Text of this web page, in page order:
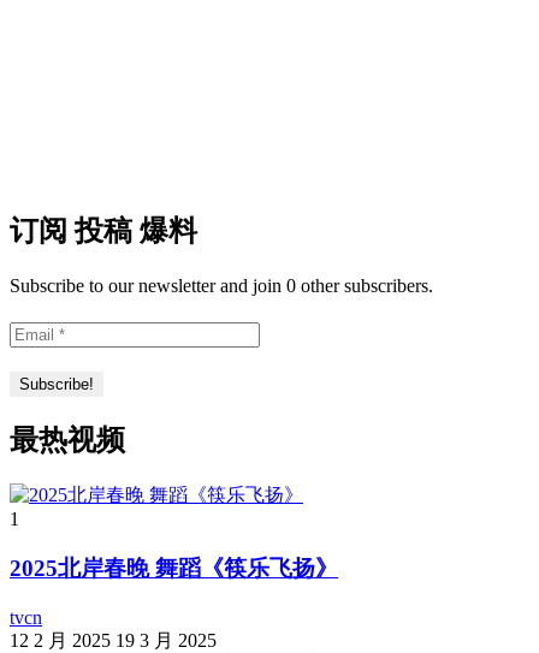
订阅 投稿 爆料
Subscribe to our newsletter and join 0 other subscribers.
最热视频
1
2025北岸春晚 舞蹈《筷乐飞扬》
tvcn
12 2 月 2025 19 3 月 2025